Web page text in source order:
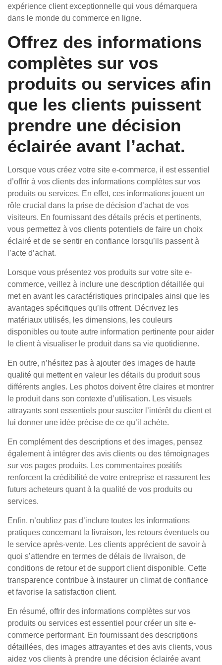
expérience client exceptionnelle qui vous démarquera
dans le monde du commerce en ligne.
Offrez des informations
complètes sur vos
produits ou services afin
que les clients puissent
prendre une décision
éclairée avant l’achat.
Lorsque vous créez votre site e-commerce, il est essentiel
d’offrir à vos clients des informations complètes sur vos
produits ou services. En effet, ces informations jouent un
rôle crucial dans la prise de décision d’achat de vos
visiteurs. En fournissant des détails précis et pertinents,
vous permettez à vos clients potentiels de faire un choix
éclairé et de se sentir en confiance lorsqu’ils passent à
l’acte d’achat.
Lorsque vous présentez vos produits sur votre site e-
commerce, veillez à inclure une description détaillée qui
met en avant les caractéristiques principales ainsi que les
avantages spécifiques qu’ils offrent. Décrivez les
matériaux utilisés, les dimensions, les couleurs
disponibles ou toute autre information pertinente pour aider
le client à visualiser le produit dans sa vie quotidienne.
En outre, n’hésitez pas à ajouter des images de haute
qualité qui mettent en valeur les détails du produit sous
différents angles. Les photos doivent être claires et montrer
le produit dans son contexte d’utilisation. Les visuels
attrayants sont essentiels pour susciter l’intérêt du client et
lui donner une idée précise de ce qu’il achète.
En complément des descriptions et des images, pensez
également à intégrer des avis clients ou des témoignages
sur vos pages produits. Les commentaires positifs
renforcent la crédibilité de votre entreprise et rassurent les
futurs acheteurs quant à la qualité de vos produits ou
services.
Enfin, n’oubliez pas d’inclure toutes les informations
pratiques concernant la livraison, les retours éventuels ou
le service après-vente. Les clients apprécient de savoir à
quoi s’attendre en termes de délais de livraison, de
conditions de retour et de support client disponible. Cette
transparence contribue à instaurer un climat de confiance
et favorise la satisfaction client.
En résumé, offrir des informations complètes sur vos
produits ou services est essentiel pour créer un site e-
commerce performant. En fournissant des descriptions
détaillées, des images attrayantes et des avis clients, vous
aidez vos clients à prendre une décision éclairée avant